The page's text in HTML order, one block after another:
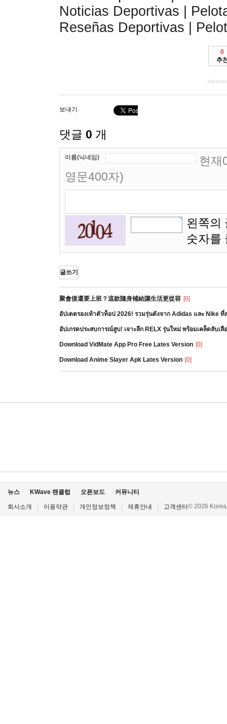
Noticias Deportivas |
Reseñas Deportivas |
0
추
보내기
댓글 0 개
이름(닉네임)
현재
영문400자)
왼쪽의
숫자를
글쓰기
聚會後還要上班？這款隨身補給讓生活更從容 [0]
อัปเดตรองเท้าตัวท็อป 2026! รวมรุ่นดังจาก Adidas และ Nike
อัปเกรดประสบการณ์สูบ! เจาะลึก RELX รุ่นใหม่ พร้อมเคล็ดลับเ
Download VidMate App Pro Free Lates Version [0]
Download Anime Slayer Apk Lates Version [0]
뉴스 KWave 팬클럽 오픈보드 커뮤니티
회사소개 이용약관 개인정보정책 제휴안내 고객센터© 2026